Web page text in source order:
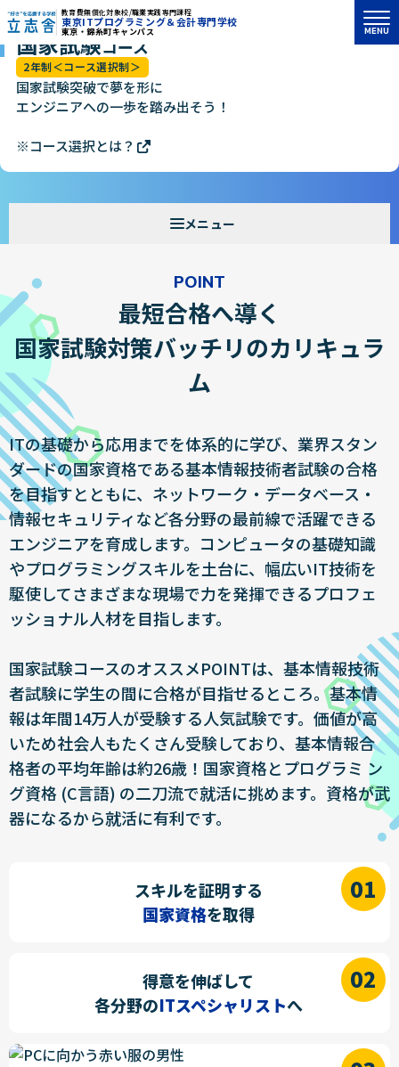
"好き"を応援する学校 立志舎
教育費無償化対象校/職業実践専門課程
東京ITプログラミング＆会計専門学校
東京・錦糸町キャンパス MENU
国家試験コース
2年制＜コース選択制＞
国家試験突破で夢を形に
エンジニアへの一歩を踏み出そう！
※コース選択とは？
最短合格へ導く
国家試験対策バッチリのカリキュラ
ム
POINT
ITの基礎から応用までを体系的に学び、業界スタン
ダードの国家資格である基本情報技術者試験の合格
を目指すとともに、ネットワーク・データベース・
情報セキュリティなど各分野の最前線で活躍できる
エンジニアを育成します。コンピュータの基礎知識
やプログラミングスキルを土台に、幅広いIT技術を
駆使してさまざまな現場で力を発揮できるプロフェ
ッショナル人材を目指します。
国家試験コースのオススメPOINTは、基本情報技術
者試験に学生の間に合格が目指せるところ。基本情
報は年間14万人が受験する人気試験です。価値が高
いため社会人もたくさん受験しており、基本情報合
格者の平均年齢は約26歳！国家資格とプログラミ ン
グ資格 (C言語) の二刀流で就活に挑めます。資格が武
器になるから就活に有利です。
スキルを証明する
国家資格を取得
得意を伸ばして
各分野のITスペシャリストへ